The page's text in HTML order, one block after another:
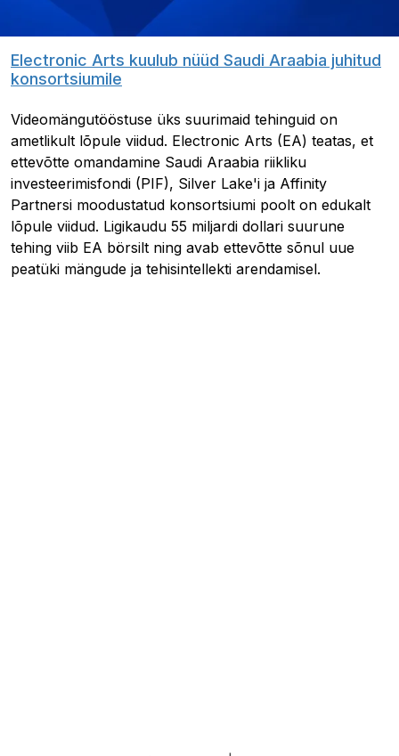
Electronic Arts kuulub nüüd Saudi Araabia juhitud
konsortsiumile
Videomängutööstuse üks suurimaid tehinguid on
ametlikult lõpule viidud. Electronic Arts (EA) teatas, et
ettevõtte omandamine Saudi Araabia riikliku
investeerimisfondi (PIF), Silver Lake'i ja Affinity
Partnersi moodustatud konsortsiumi poolt on edukalt
lõpule viidud. Ligikaudu 55 miljardi dollari suurune
tehing viib EA börsilt ning avab ettevõtte sõnul uue
peatüki mängude ja tehisintellekti arendamisel.